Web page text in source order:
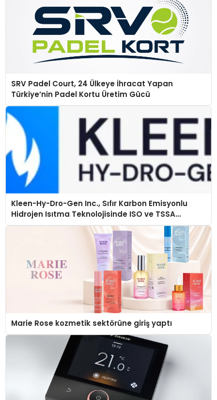
SRV Padel Court, 24 Ülkeye İhracat Yapan
Türkiye’nin Padel Kortu Üretim Gücü
Kleen-Hy-Dro-Gen Inc., Sıfır Karbon Emisyonlu
Hidrojen Isıtma Teknolojisinde ISO ve TSSA
Düzenleyici Onaylarını Aldı
Marie Rose kozmetik sektörüne giriş yaptı